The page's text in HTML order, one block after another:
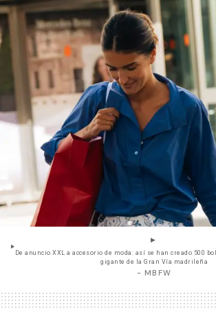
De anuncio XXL a accesorio de moda: así se han creado 500
gigante de la Gran Vía madrileña
- MBFW